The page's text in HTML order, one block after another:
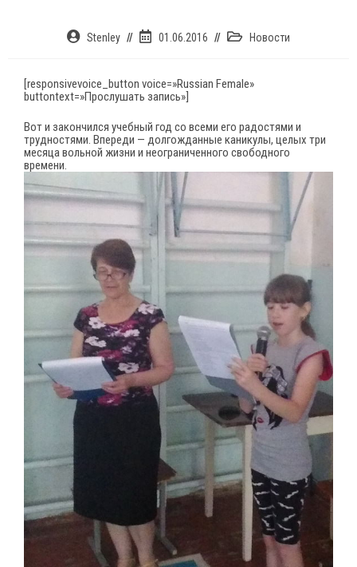
АвторStenley
Запись01.06.2016
РубрикаНовости
[responsivevoice_button voice=»Russian Female»
buttontext=»Прослушать запись»]
Вот и закончился учебный год со всеми его радостями и
трудностями. Впереди — долгожданные каникулы, целых три
месяца вольной жизни и неограниченного свободного
времени.